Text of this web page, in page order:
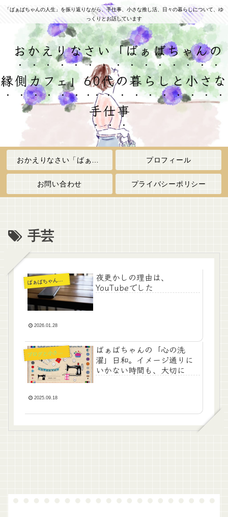
「ばぁばちゃんの人生」を振り返りながら、手仕事、小さな推し活、日々の暮らしについて、ゆ
っくりとお話しています
おかえりなさい「ばぁばちゃんの
縁側カフェ」60代の暮らしと小さな
手仕事
プロフィール
お問い合わせ プライバシーポリシー
手芸
ばぁばちゃんの暮らし
夜更かしの理由は、
YouTubeでした
2026.01.28
ブ
ログと小さな収入
ばぁばちゃんの「心の洗
濯」日和。イメージ通りに
いかない時間も、大切に
2025.09.18